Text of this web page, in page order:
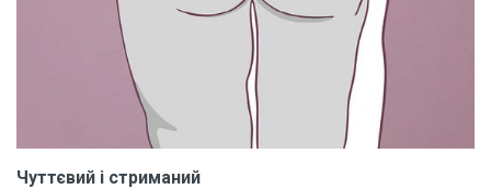
Чуттєвий і стриманий